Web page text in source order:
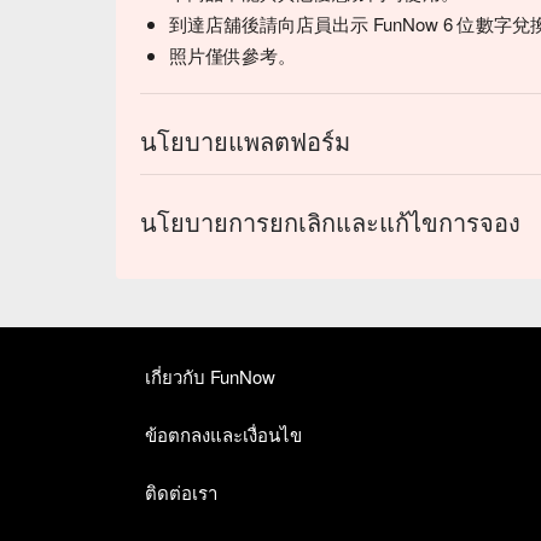
到達店舖後請向店員出示 FunNow 6 位數字兌
照片僅供參考。
นโยบายแพลตฟอร์ม
นโยบายการยกเลิกและแก้ไขการจอง
เกี่ยวกับ FunNow
ข้อตกลงและเงื่อนไข
ติดต่อเรา